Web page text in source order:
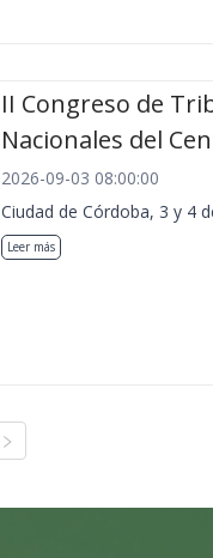
II Congreso de
Nacionales del
2026-09-03 08:00:00
Ciudad de Córdoba, 3 y 4
Leer más